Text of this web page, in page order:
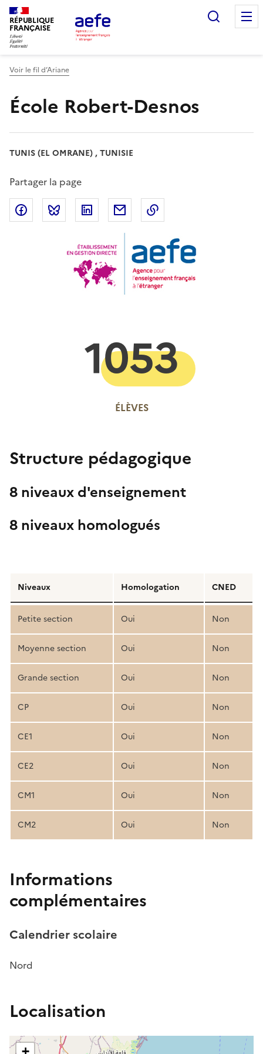
Aller
au
contenu
principal
RÉPUBLIQUE
FRANÇAISE
Voir le fil d’Ariane
École Robert-Desnos
TUNIS (EL OMRANE) , TUNISIE
Partager la page
Partager sur Facebook
Partager sur Bluesky
Partager sur LinkedIn
Partager par email
ÉLÈVES
1053
Structure pédagogique
8 niveaux d'enseignement
8 niveaux homologués
de
la
structure
pédagogique
Niveaux Homologation CNED
Petite section Oui Non
Moyenne section Oui Non
Grande section Oui Non
CP Oui Non
CE1 Oui Non
CE2 Oui Non
CM1 Oui Non
CM2 Oui Non
Informations
complémentaires
Calendrier scolaire
Nord
Localisation
+